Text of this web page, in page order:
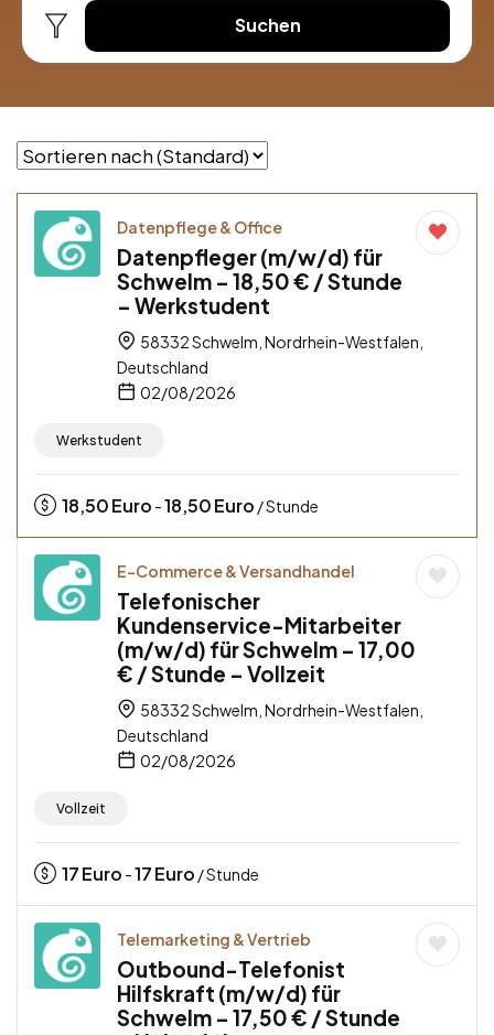
Suchen
Datenpflege & Office
Datenpfleger (m/w/d) für
Schwelm – 18,50 € / Stunde
– Werkstudent
58332 Schwelm, Nordrhein-Westfalen,
Deutschland
02/08/2026
Werkstudent
18,50Euro -18,50Euro / Stunde
E-Commerce & Versandhandel
Telefonischer
Kundenservice-Mitarbeiter
(m/w/d) für Schwelm – 17,00
€ / Stunde – Vollzeit
58332 Schwelm, Nordrhein-Westfalen,
Deutschland
02/08/2026
Vollzeit
17Euro -17Euro / Stunde
Telemarketing & Vertrieb
Outbound-Telefonist
Hilfskraft (m/w/d) für
Schwelm – 17,50 € / Stunde